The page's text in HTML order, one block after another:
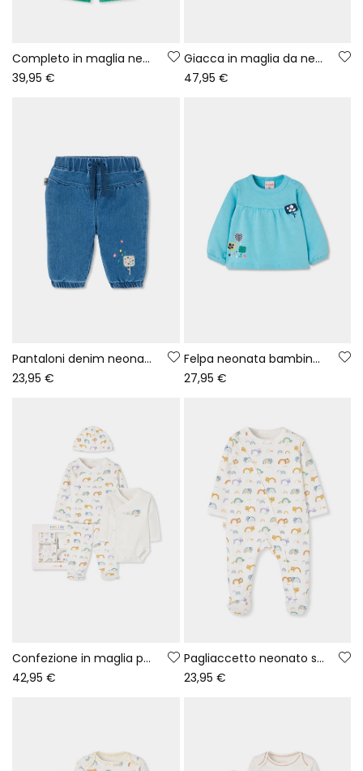
Completo in maglia neonata bianco ricamato foglie
39,95 €
Giacca in maglia da neonata bianca con punti colorati
47,95 €
Pantaloni denim neonata azzurri ricamati con gelato
23,95 €
Felpa neonata bambina verde stampa fiori
27,95 €
Confezione in maglia per neonato bianca con stampa arcobaleno e animali
42,95 €
Pagliaccetto neonato stampato animali e arcobaleno bianco
23,95 €